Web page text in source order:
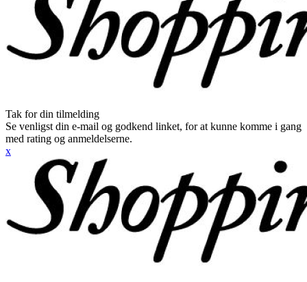
Tak for din tilmelding
Se venligst din e-mail og godkend linket, for at kunne komme i gang
med rating og anmeldelserne.
x